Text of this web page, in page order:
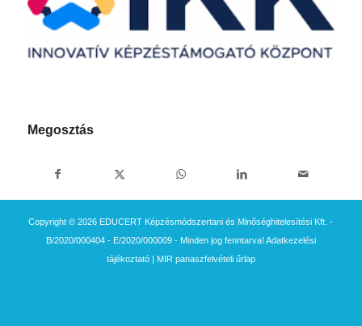
Megosztás
Copyright © 2026 EDUCERT Képzésmódszertani és Minőséghitelesítési Kft. -
B/2020/000404 - E/2020/000009 - Minden jog fenntarva! Adatkezelési
tájékoztató| MIR panaszfelvételi űrlap